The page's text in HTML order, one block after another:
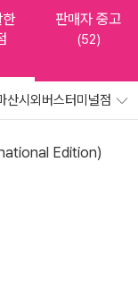
판매자 중고
(52)
산시외버스터미널점
Edition)